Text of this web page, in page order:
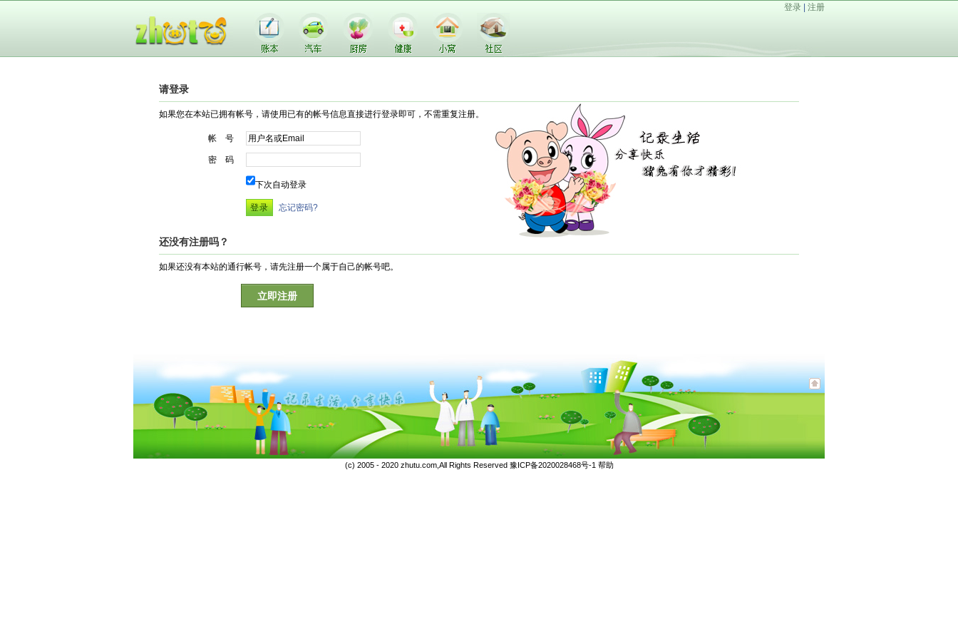
登录 注册
请登录
如果您在本站已拥有帐号，请使用已有的帐号信息直接进行登录即可，不需重复注册。
帐 号
密 码
下次自动登录
忘记密码?
还没有注册吗？
如果还没有本站的通行帐号，请先注册一个属于自己的帐号吧。
立即注册
(c) 2005 - 2020 zhutu.com,All Rights Reserved 豫ICP备2020028468号-1 帮助